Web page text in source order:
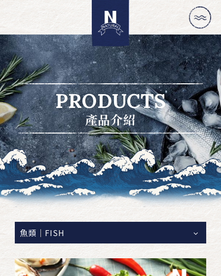
PRODUCTS
產品介紹
魚類｜FISH